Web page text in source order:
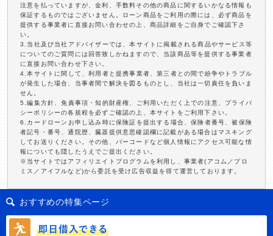
注意を払っていますが、金利、手数料その他の商品に関するいかなる情報も
保証するものではございません。ローン商品をご利用の際には、必ず商品を
提供する事業者に直接お問い合わせの上、商品詳細をご自身でご確認下さ
い。
3.当社及び当社アドバイザーでは、本サイトに掲載される商品やサービス等
についてのご質問には回答致しかねますので、当該商品等を提供する事業者
に直接お問い合わせ下さい。
4.本サイトに関して、利用者と提携事業者、第三者との間で紛争やトラブル
が発生した場合、当事者間で解決を図るものとし、当社は一切責任を負いま
せん。
5.編集方針、免責事項・知的財産権、ご利用いただく上での注意、プライバ
シーポリシーの各規程を必ずご確認の上、本サイトをご利用下さい。
6.カードローンお申し込み時に保険証を提出する場合、保険者番号、被保険
者記号・番号、通院歴、臓器提供意思確認欄に記載がある場合はマスキング
してお送りください。その他、バーコードなど個人情報にアクセス可能な情
報についても隠したうえでご提出ください。
※当サイトではアフィリエイトプログラムを利用し、事業者(アコム／プロ
ミス／アイフルなど)から委託を受け広告収益を得て運営しております。
おすすめの特集ページ